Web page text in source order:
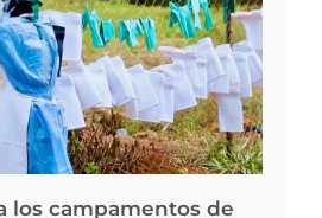
los campamentos de